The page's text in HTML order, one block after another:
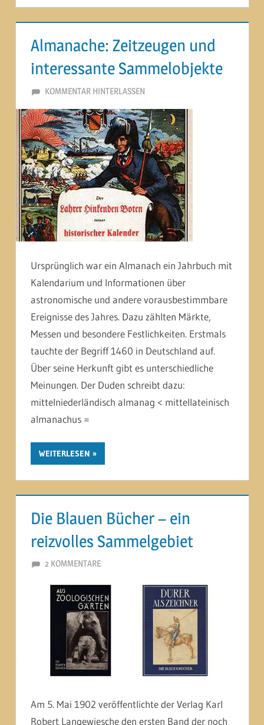
Almanache: Zeitzeugen und
interessante Sammelobjekte
29. JUNI 2014
MARTINA BERG
KOMMENTAR HINTERLASSEN
Ursprünglich war ein Almanach ein Jahrbuch mit
Kalendarium und Informationen über
astronomische und andere vorausbestimmbare
Ereignisse des Jahres. Dazu zählten Märkte,
Messen und besondere Festlichkeiten. Erstmals
tauchte der Begriff 1460 in Deutschland auf.
Über seine Herkunft gibt es unterschiedliche
Meinungen. Der Duden schreibt dazu:
mittelniederländisch almanag < mittellateinisch
almanachus =
WEITERLESEN
Die Blauen Bücher – ein
reizvolles Sammelgebiet
27. MAI 2014
MARTINA BERG
2 KOMMENTARE
Am 5. Mai 1902 veröffentlichte der Verlag Karl
Robert Langewiesche den ersten Band der noch